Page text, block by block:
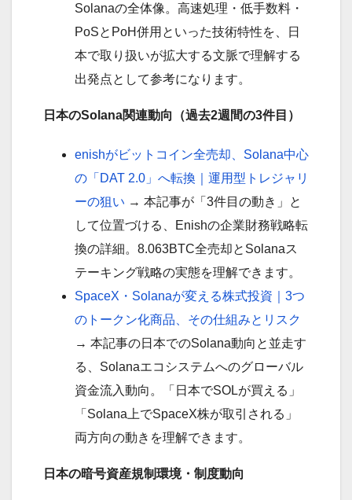
Solanaの全体像。高速処理・低手数料・
PoSとPoH併用といった技術特性を、日
本で取り扱いが拡大する文脈で理解する
出発点として参考になります。
日本のSolana関連動向（過去2週間の3件目）
enishがビットコイン全売却、Solana中心
の「DAT 2.0 」 へ転換｜運用型トレジャリ
ーの狙い → 本記事が「3件目の動き」と
して位置づける、Enishの企業財務戦略転
換の詳細。8.063BTC全売却とSolanaス
テーキング戦略の実態を理解できます。
SpaceX・Solanaが変える株式投資｜3つ
のトークン化商品、その仕組みとリスク
→ 本記事の日本でのSolana動向と並走す
る、Solanaエコシステムへのグローバル
資金流入動向。「日本でSOLが買える」
「Solana上でSpaceX株が取引される」
両方向の動きを理解できます。
日本の暗号資産規制環境・制度動向